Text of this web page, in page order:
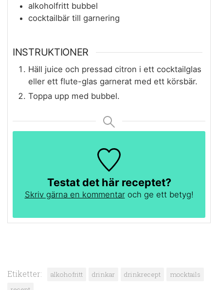
alkoholfritt bubbel
cocktailbär till garnering
INSTRUKTIONER
Häll juice och pressad citron i ett cocktailglas
eller ett flute-glas garnerat med ett körsbär.
Toppa upp med bubbel.
Testat det här receptet?
Skriv gärna en kommentaroch ge ett betyg!
Etiketter: alkohofritt drinkar drinkrecept
mocktails